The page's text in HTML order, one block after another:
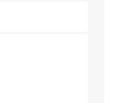
y
en
el